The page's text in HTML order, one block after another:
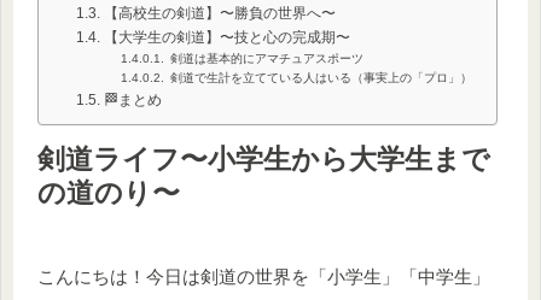
【高校生の剣道】〜勝負の世界へ〜
【大学生の剣道】〜技と心の完成期〜
剣道は基本的にアマチュアスポーツ
剣道で生計を立てている人はいる（事実上の「プロ」）
🏁まとめ
剣道ライフ〜小学生から大学生まで
の道のり〜
こんにちは！今日は剣道の世界を「小学生」「中学生」